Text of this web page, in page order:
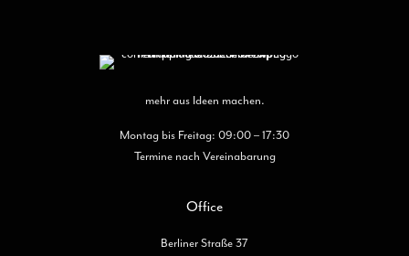
mehr aus Ideen machen.
Montag bis Freitag: 09:00 – 17:30
Termine nach Vereinabarung
Office
Berliner Straße 37